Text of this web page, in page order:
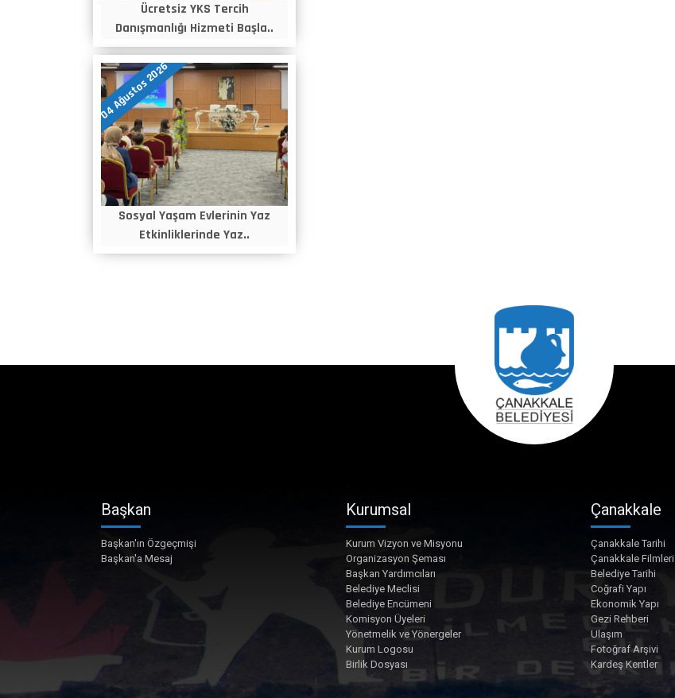
Ücretsiz YKS Tercih
Danışmanlığı Hizmeti Başla..
04 Ağustos 2026
Sosyal Yaşam Evlerinin Yaz
Etkinliklerinde Yaz..
Başkan
Başkan'ın Özgeçmişi
Başkan'a Mesaj
Kurumsal
Kurum Vizyon ve Misyonu
Organizasyon Şeması
Başkan Yardımcıları
Belediye Meclisi
Belediye Encümeni
Komisyon Üyeleri
Yönetmelik ve Yönergeler
Kurum Logosu
Birlik Dosyası
Çanakkale
Çanakkale Tarihi
Çanakkale Filmleri
Belediye Tarihi
Coğrafi Yapı
Ekonomik Yapı
Gezi Rehberi
Ulaşım
Fotoğraf Arşivi
Kardeş Kentler